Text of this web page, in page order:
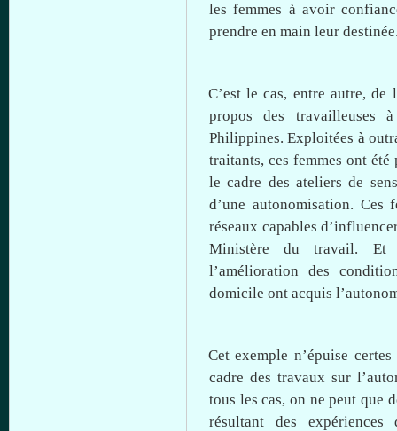
les femmes à avoir
prendre en main leur destinée
C’estlecas, entre autre, de
propos des travailleuses à
Philippines.Exploitées à
traitants,ces femmesont été
le cadre des ateliers de
d’une autonomisation. Ces
réseaux capables
Ministère du travail.
l’amélioration des
domicile ont acquis
Cet exemple n’épuise certes
cadre des travaux sur
tous lescas, on nepeut que
résultant des expériences